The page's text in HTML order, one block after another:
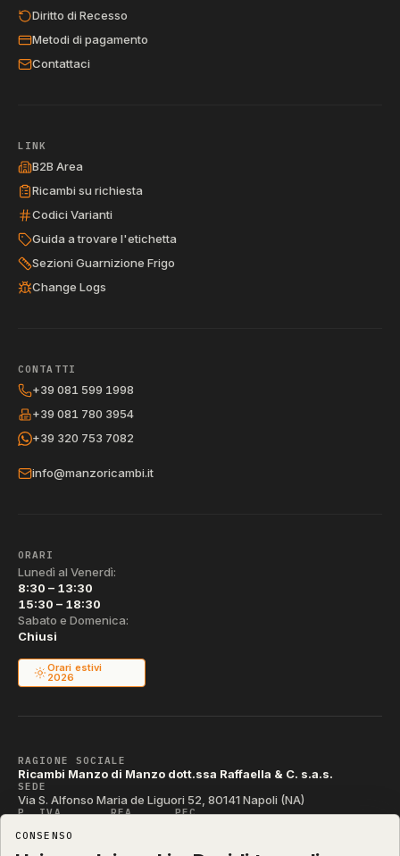
Diritto di Recesso
Metodi di pagamento
Contattaci
LINK
B2B Area
Ricambi su richiesta
Codici Varianti
Guida a trovare l'etichetta
Sezioni Guarnizione Frigo
Change Logs
CONTATTI
+39 081 599 1998
+39 081 780 3954
+39 320 753 7082
info@manzoricambi.it
ORARI
Lunedì al Venerdì:
8:30 – 13:30
15:30 – 18:30
Sabato e Domenica:
Chiusi
Orari estivi
2026
RAGIONE SOCIALE
Ricambi Manzo di Manzo dott.ssa Raffaella & C. s.a.s.
SEDE
Via S. Alfonso Maria de Liguori 52, 80141 Napoli (NA)
P. IVA REA PEC
CODICE SDI
T04ZHR3
CONSENSO